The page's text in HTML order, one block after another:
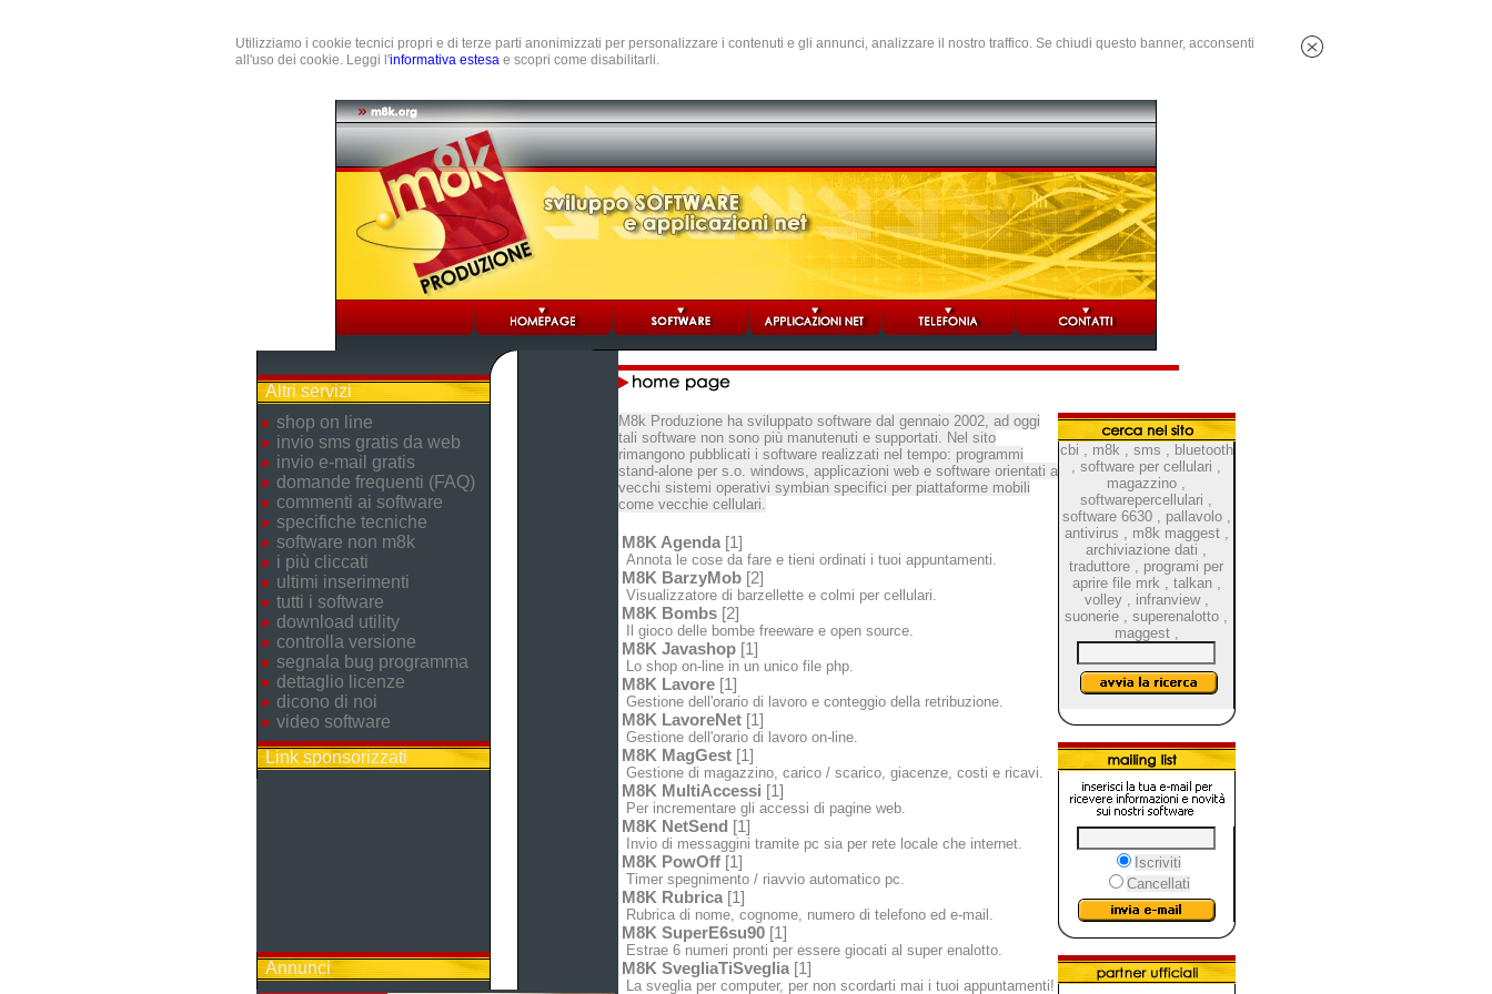
Utilizziamo i cookie tecnici propri e di terze parti anonimizzati per personalizzare i contenuti e gli annunci, analizzare il nostro traffico. Se chiudi questo banner, acconsenti
all'uso dei cookie. Leggi l'informativa estesa e scopri come disabilitarli.
Altri servizi
shop on line
invio sms gratis da web
invio e-mail gratis
domande frequenti (FAQ)
commenti ai software
specifiche tecniche
software non m8k
i più cliccati
ultimi inserimenti
tutti i software
download utility
controlla versione
segnala bug programma
dettaglio licenze
dicono di noi
video software
Link sponsorizzati
Annunci
M8k Produzione ha sviluppato software dal gennaio 2002, ad oggi
tali software non sono più manutenuti e supportati. Nel sito
rimangono pubblicati i software realizzati nel tempo: programmi
stand-alone per s.o. windows, applicazioni web e software orientati a
vecchi sistemi operativi symbian specifici per piattaforme mobili
come vecchie cellulari.
M8K Agenda [1]
Annota le cose da fare e tieni ordinati i tuoi appuntamenti.
M8K BarzyMob [2]
Visualizzatore di barzellette e colmi per cellulari.
M8K Bombs [2]
Il gioco delle bombe freeware e open source.
M8K Javashop [1]
Lo shop on-line in un unico file php.
M8K Lavore [1]
Gestione dell'orario di lavoro e conteggio della retribuzione.
M8K LavoreNet [1]
Gestione dell'orario di lavoro on-line.
M8K MagGest [1]
Gestione di magazzino, carico / scarico, giacenze, costi e ricavi.
M8K MultiAccessi [1]
Per incrementare gli accessi di pagine web.
M8K NetSend [1]
Invio di messaggini tramite pc sia per rete locale che internet.
M8K PowOff [1]
Timer spegnimento / riavvio automatico pc.
M8K Rubrica [1]
Rubrica di nome, cognome, numero di telefono ed e-mail.
M8K SuperE6su90 [1]
Estrae 6 numeri pronti per essere giocati al super enalotto.
M8K SvegliaTiSveglia [1]
La sveglia per computer, per non scordarti mai i tuoi appuntamenti!
cbi , m8k , sms , bluetooth
, software per cellulari ,
magazzino ,
softwarepercellulari ,
software 6630 , pallavolo ,
antivirus , m8k maggest ,
archiviazione dati ,
traduttore , programi per
aprire file mrk , talkan ,
volley , infranview ,
suonerie , superenalotto ,
maggest ,
Iscriviti
Cancellati